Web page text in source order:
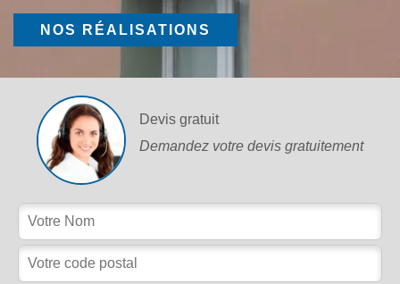
NOS RÉALISATIONS
Devis gratuit
Demandez votre devis gratuitement